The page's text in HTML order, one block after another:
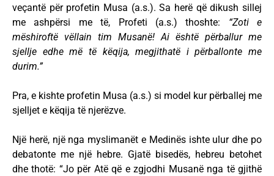
veçantë për profetin Musa (a.s.). Sa herë që dikush sillej
me ashpërsi me të, Profeti (a.s.) thoshte: “Zoti e
mëshiroftë vëllain tim Musanë! Ai është përballur me
sjellje edhe më të këqija, megjithatë i përballonte me
durim.”
Pra, e kishte profetin Musa (a.s.) si model kur përballej me
sjelljet e këqija të njerëzve.
Një herë, një nga myslimanët e Medinës ishte ulur dhe po
debatonte me një hebre. Gjatë bisedës, hebreu betohet
dhe thotë: “Jo për Atë që e zgjodhi Musanë nga të gjithë